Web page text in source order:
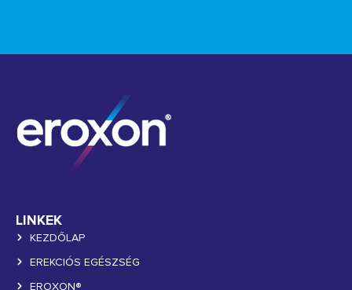
LINKEK
KEZDŐLAP
EREKCIÓS EGÉSZSÉG
EROXON®